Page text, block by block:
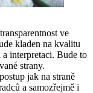
ve
kladen na kvalitu
interpretaci. Bude to
strany.
jak na straně
a samozřejmě i